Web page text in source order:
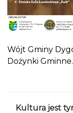
Wójt Gminy
Dożynki Gminne.
Kultura jest